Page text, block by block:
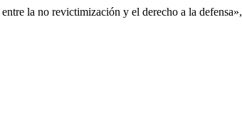
la no revictimización y el derecho a la defensa»,